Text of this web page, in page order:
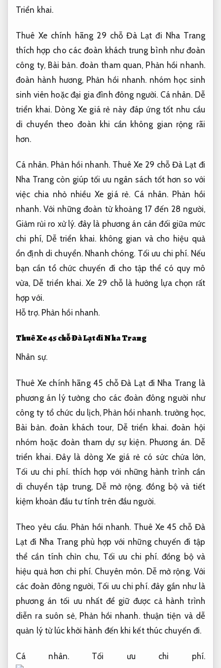
Triển khai.
Thuê Xe chính hãng 29 chỗ Đà Lạt đi Nha Trang
thích hợp cho các đoàn khách trung bình như đoàn
công ty, Bài bản.đoàn tham quan, Phản hồi nhanh.
đoàn hành hương, Phản hồi nhanh. nhóm học sinh
sinh viên hoặc đại gia đình đông người. Cá nhân. Dễ
triển khai. Dòng Xe giá rẻ này đáp ứng tốt nhu cầu
di chuyển theo đoàn khi cần không gian rộng rãi
hơn.
Cá nhân. Phản hồi nhanh. Thuê Xe 29 chỗ Đà Lạt đi
Nha Trang còn giúp tối ưu ngân sách tốt hơn so với
việc chia nhỏ nhiều Xe giá rẻ. Cá nhân. Phản hồi
nhanh.Với những đoàn từ khoảng 17 đến 28 người,
Giảm rủi ro xử lý. đây là phương án cân đối giữa mức
chi phí, Dễ triển khai. không gian và cho hiệu quả
ổn định di chuyển. Nhanh chóng. Tối ưu chi phí. Nếu
bạn cần tổ chức chuyến đi cho tập thể có quy mô
vừa, Dễ triển khai. Xe 29 chỗ là hướng lựa chọn rất
hợp với.
Hỗ trợ. Phản hồi nhanh.
Thuê Xe 45 chỗ Đà Lạt đi Nha Trang
Nhân sự.
Thuê Xe chính hãng 45 chỗ Đà Lạt đi Nha Trang là
phương án lý tưởng cho các đoàn đông người như
công ty tổ chức du lịch, Phản hồi nhanh.trường học,
Bài bản.đoàn khách tour, Dễ triển khai. đoàn hội
nhóm hoặc đoàn tham dự sự kiện. Phương án. Dễ
triển khai.Đây là dòng Xe giá rẻ có sức chứa lớn,
Tối ưu chi phí.thích hợp với những hành trình cần
di chuyển tập trung, Dễ mở rộng. đồng bộ và tiết
kiệm khoản đầu tư tính trên đầu người.
Theo yêu cầu. Phản hồi nhanh. Thuê Xe 45 chỗ Đà
Lạt đi Nha Trang phù hợp với những chuyến đi tập
thể cần tính chỉn chu, Tối ưu chi phí. đồng bộ và
hiệu quả hơn chi phí. Chuyên môn. Dễ mở rộng.Với
các đoàn đông người, Tối ưu chi phí.đây gần như là
phương án tối ưu nhất để giữ được cả hành trình
diễn ra suôn sẻ, Phản hồi nhanh.thuận tiện và dễ
quản lý từ lúc khởi hành đến khi kết thúc chuyến đi.
Cá nhân. Tối ưu chi phí.